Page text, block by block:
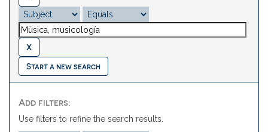
Start a new search
Add filters:
Use filters to refine the search results.